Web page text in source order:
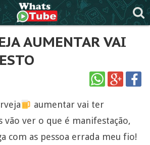
AUMENTAR VAI
aumentar vai ter
vão ver o que é manifestação,
com as pessoa errada meu fio!